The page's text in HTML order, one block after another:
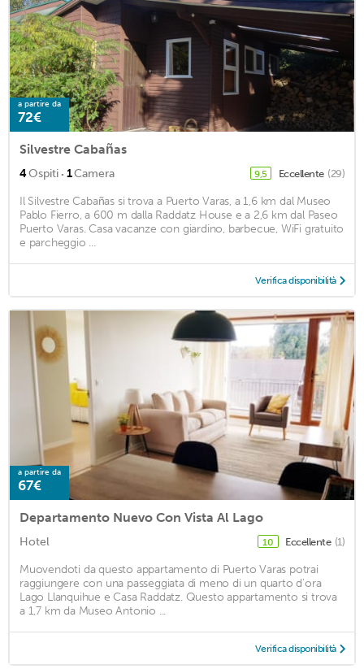
a partire da
72€
Silvestre Cabañas
4Ospiti · 1Camera 9,5 Eccellente (29)
Il Silvestre Cabañas si trova a Puerto Varas, a 1,6 km dal Museo
Pablo Fierro, a 600 m dalla Raddatz House e a 2,6 km dal Paseo
Puerto Varas. Casa vacanze con giardino, barbecue, WiFi gratuito
e parcheggio ...
Verifica disponibilità
a partire da
67€
Departamento Nuevo Con Vista Al Lago
Hotel 10 Eccellente (1)
Muovendoti da questo appartamento di Puerto Varas potrai
raggiungere con una passeggiata di meno di un quarto d'ora
Lago Llanquihue e Casa Raddatz. Questo appartamento si trova
a 1,7 km da Museo Antonio ...
Verifica disponibilità